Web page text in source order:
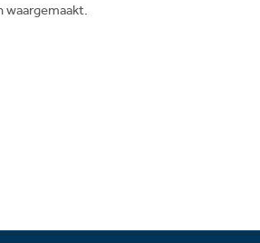
waargemaakt.